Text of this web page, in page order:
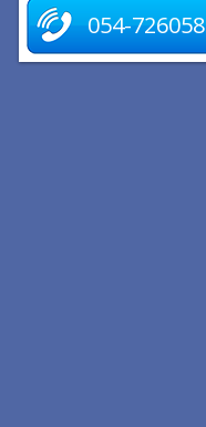
054-